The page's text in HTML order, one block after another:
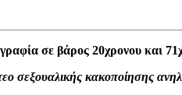
σε βάρος 20χρονου και
σεξουαλικής κακοποίησης